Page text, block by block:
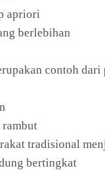
apriori
berlebihan
contoh dari
rambut
tradisional
bertingkat